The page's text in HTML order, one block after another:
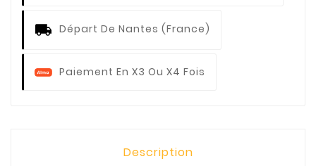
Départ De Nantes (France)
Paiement En X3 Ou X4 Fois
Description